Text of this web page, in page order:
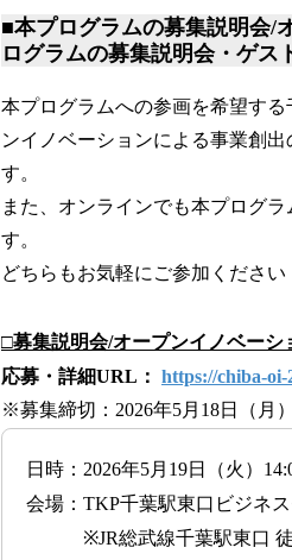
■本プログラムの募集説明会/
ログラムの募集説明会・ゲス
本プログラムへの参画を希望す
ンイノベーションによる事業創
す。
また、オンラインでも本プログ
す。
どちらもお気軽にご参加ください
□募集説明会/オープンイノベーシ
応募・詳細URL： https://chiba-oi-
※募集締切：2026年5月18日（月
日時：2026年5月19日（火）
会場：TKP千葉駅東口ビジネ
※JR総武線千葉駅東口 徒